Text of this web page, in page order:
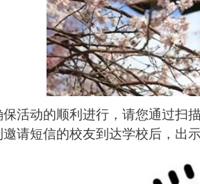
保活动的顺利进行，请您通过扫
邀请短信的校友到达学校后，出